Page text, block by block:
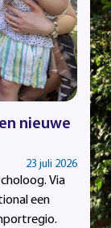
nieuwe
23 juli 2026
Via
een